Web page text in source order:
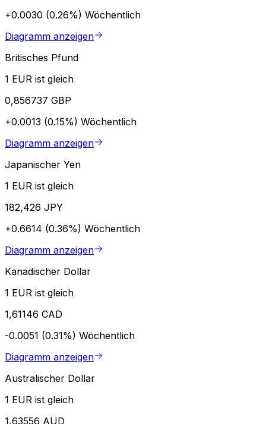
+0.0030 (0.26%) Wöchentlich
Diagramm anzeigen
Britisches Pfund
1 EUR ist gleich
0,856737 GBP
+0.0013 (0.15%) Wöchentlich
Diagramm anzeigen
Japanischer Yen
1 EUR ist gleich
182,426 JPY
+0.6614 (0.36%) Wöchentlich
Diagramm anzeigen
Kanadischer Dollar
1 EUR ist gleich
1,61146 CAD
-0.0051 (0.31%) Wöchentlich
Diagramm anzeigen
Australischer Dollar
1 EUR ist gleich
1,63556 AUD